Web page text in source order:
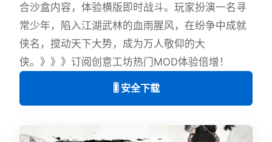
合沙盒内容，体验横版即时战斗。玩家扮演一名寻
常少年，陷入江湖武林的血雨腥风，在纷争中成就
侠名，搅动天下大势，成为万人敬仰的大
侠。》》》订阅创意工坊热门MOD体验倍增！
🎚️ 安全下载